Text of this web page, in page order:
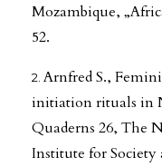
Mozambique,
52.
Arnfred S.,
initiation rituals in
Quaderns 26, The
Institute for Society